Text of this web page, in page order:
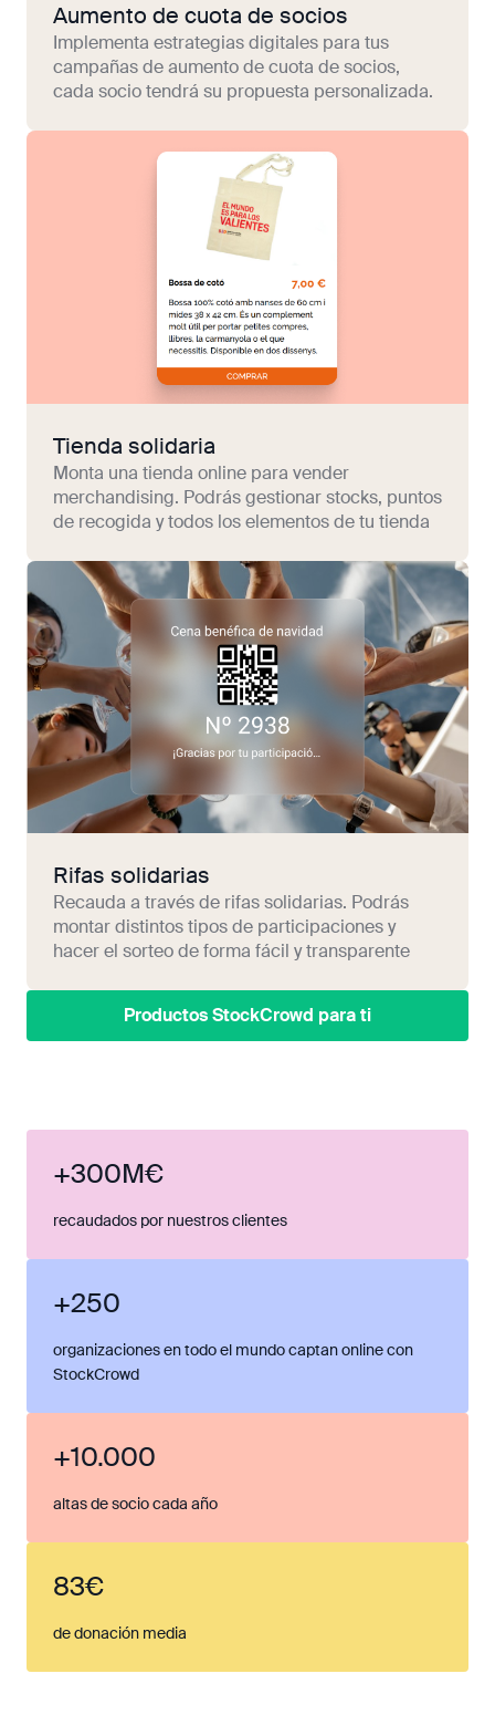
Aumento de cuota de socios
Implementa estrategias digitales para tus
campañas de aumento de cuota de socios,
cada socio tendrá su propuesta personalizada.
Tienda solidaria
Monta una tienda online para vender
merchandising. Podrás gestionar stocks, puntos
de recogida y todos los elementos de tu tienda
Rifas solidarias
Recauda a través de rifas solidarias. Podrás
montar distintos tipos de participaciones y
hacer el sorteo de forma fácil y transparente
Productos StockCrowd para ti
+300M€
recaudados por nuestros clientes
+250
organizaciones en todo el mundo captan online con
StockCrowd
+10.000
altas de socio cada año
83€
de donación media